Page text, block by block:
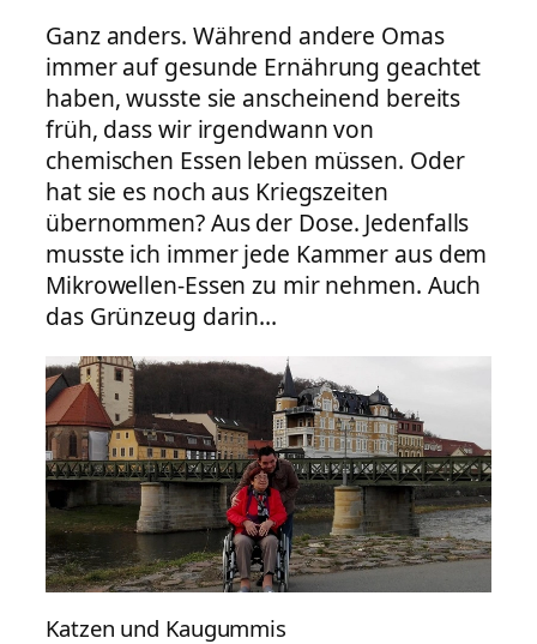
Ganz anders. Während andere Omas
immer auf gesunde Ernährung geachtet
haben, wusste sie anscheinend bereits
früh, dass wir irgendwann von
chemischen Essen leben müssen. Oder
hat sie es noch aus Kriegszeiten
übernommen? Aus der Dose. Jedenfalls
musste ich immer jede Kammer aus dem
Mikrowellen-Essen zu mir nehmen. Auch
das Grünzeug darin…
Katzen und Kaugummis